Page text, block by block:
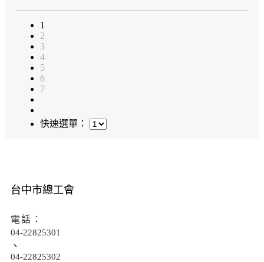
1
2
3
4
5
6
7
快速選單：
台中市總工會
電話：
04-22825301
、
04-22825302